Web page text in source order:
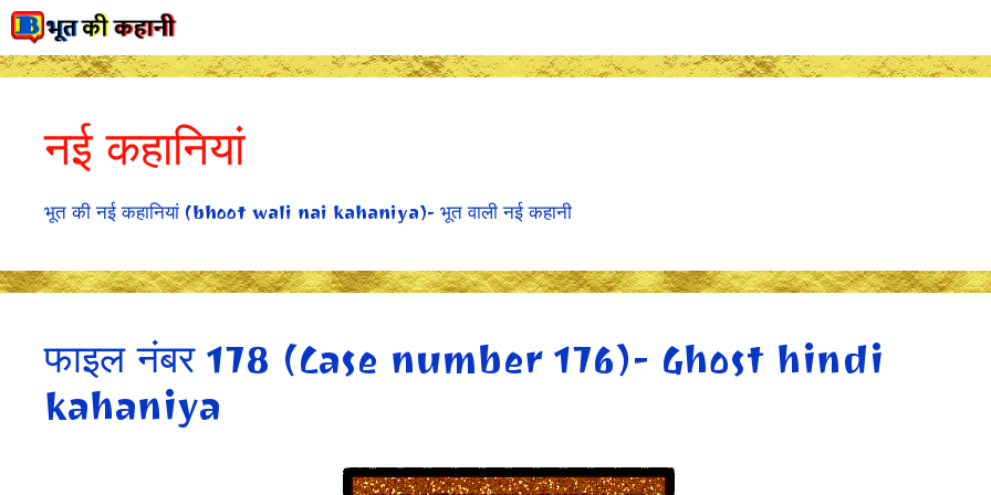
Skip
to
content
नई कहानियां
भूत की नई कहानियां (bhoot wali nai kahaniya)- भूत वाली नई कहानी
फाइल नंबर 178 (Case number 176)- Ghost hindi
kahaniya